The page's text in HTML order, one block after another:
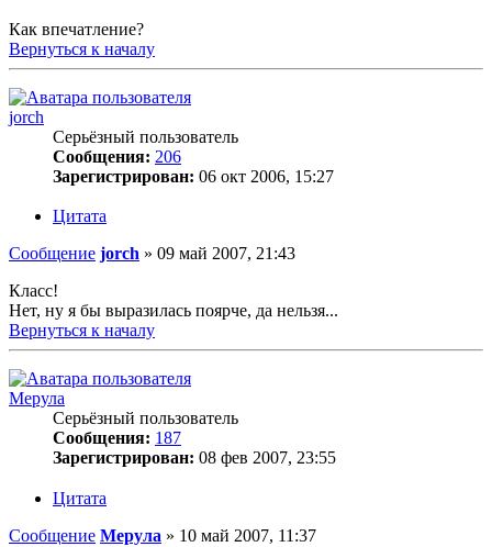
Как впечатление?
Вернуться к началу
jorch
Серьёзный пользователь
Сообщения: 206
Зарегистрирован: 06 окт 2006, 15:27
Цитата
Сообщение jorch » 09 май 2007, 21:43
Класс!
Нет, ну я бы выразилась поярче, да нельзя...
Вернуться к началу
Мерула
Серьёзный пользователь
Сообщения: 187
Зарегистрирован: 08 фев 2007, 23:55
Цитата
Сообщение Мерула » 10 май 2007, 11:37